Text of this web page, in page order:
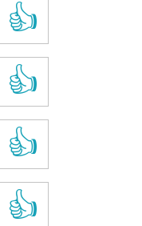
👍
👍
👍
👍